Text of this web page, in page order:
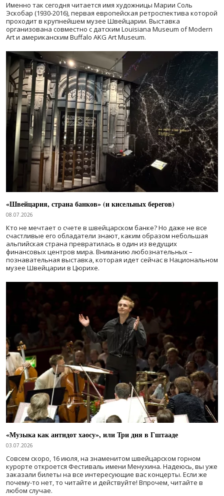
Именно так сегодня читается имя художницы Марии Соль
Эскобар (1930-2016), первая европейская ретроспектива которой
проходит в крупнейшем музее Швейцарии. Выставка
организована совместно с датским Louisiana Museum of Modern
Art и американским Buffalo AKG Art Museum.
«Швейцария, страна банков» (и кисельных берегов)
08.07.2026
Кто не мечтает о счете в швейцарском банке? Но даже не все
счастливые его обладатели знают, каким образом небольшая
альпийская страна превратилась в один из ведущих
финансовых центров мира. Вниманию любознательных –
познавательная выставка, которая идет сейчас в Национальном
музее Швейцарии в Цюрихе.
«Музыка как антидот хаосу», или Три дня в Гштааде
03.07.2026
Совсем скоро, 16 июля, на знаменитом швейцарском горном
курорте откроется Фестиваль имени Менухина. Надеюсь, вы уже
заказали билеты на все интересующие вас концерты. Если же
почему-то нет, то читайте и действуйте! Впрочем, читайте в
любом случае.